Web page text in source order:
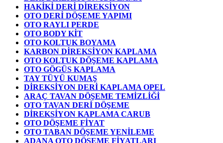
HAKİKİ DERİ DİREKSİYON
OTO DERİ DÖŞEME YAPIMI
OTO RAYLI PERDE
OTO BODY KİT
OTO KOLTUK BOYAMA
KARBON DİREKSİYON KAPLAMA
OTO KOLTUK DÖŞEME KAPLAMA
OTO GÖGÜS KAPLAMA
TAY TÜYÜ KUMAŞ
DİREKSİYON DERİ KAPLAMA OPEL
ARAÇ TAVAN DÖŞEME TEMİZLİĞİ
OTO TAVAN DERİ DÖŞEME
DİREKSİYON KAPLAMA CARUB
OTO DÖŞEME FİYAT
OTO TABAN DÖŞEME YENİLEME
ADANA OTO DÖŞEME FİYATLARI